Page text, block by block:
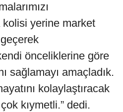
kolisi yerine market
önceliklerine göre
sağlamayı amaçladık.
kolaylaştıracak
kıymetli.” dedi.